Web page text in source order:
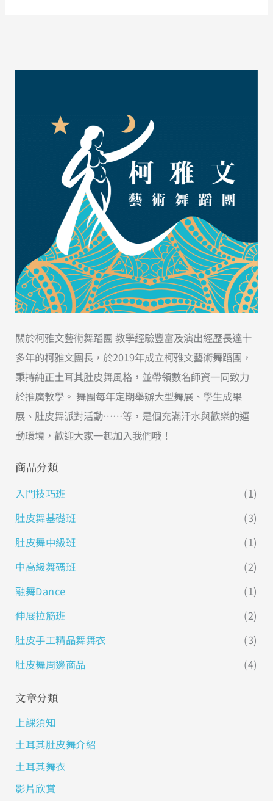
關於柯雅文藝術舞蹈團 教學經驗豐富及演出經歷長達十
多年的柯雅文團長，於2019年成立柯雅文藝術舞蹈團，
秉持純正土耳其肚皮舞風格，並帶領數名師資一同致力
於推廣教學。 舞團每年定期舉辦大型舞展、學生成果
展、肚皮舞派對活動……等，是個充滿汗水與歡樂的運
動環境，歡迎大家一起加入我們哦！
商品分類
入門技巧班
(1)
肚皮舞基礎班
(3)
肚皮舞中級班
(1)
中高級舞碼班
(2)
融舞Dance
(1)
伸展拉筋班
(2)
肚皮手工精品舞舞衣
(3)
肚皮舞周邊商品
(4)
文章分類
上課須知
土耳其肚皮舞介紹
土耳其舞衣
影片欣賞